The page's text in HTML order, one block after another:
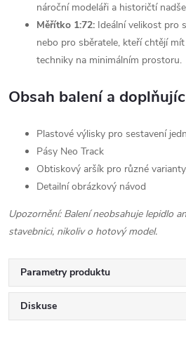
nároční modeláři a historičtí
Měřítko 1:72: Ideální velikost pro
nebo pro sběratele, kteří chtějí
techniky na minimálním prostoru.
Obsah balení a
Plastové výlisky pro sestavení
Pásy Neo Track
Obtiskový aršík pro různé
Detailní obrázkový návod
Upozornění: Balení neobsahuje lepidlo
stavebnici, nikoliv o hotový model.
Parametry produktu
Diskuse